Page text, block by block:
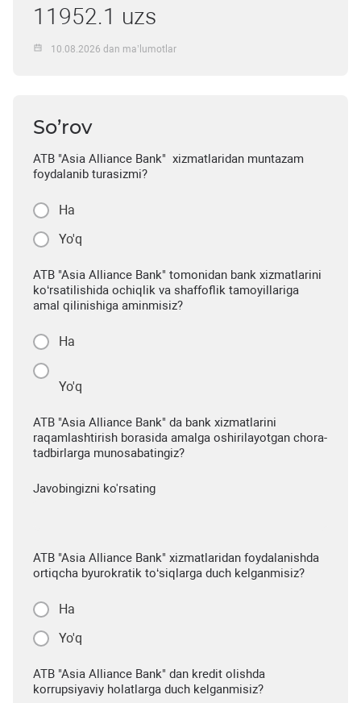
11952.1 uzs
10.08.2026 dan ma’lumotlar
So’rov
ATB "Asia Alliance Bank" xizmatlaridan muntazam
foydalanib turasizmi?
Ha
Yo'q
ATB "Asia Alliance Bank" tomonidan bank xizmatlarini
ko‘rsatilishida ochiqlik va shaffoflik tamoyillariga
amal qilinishiga aminmisiz?
Ha
Yo'q
ATB "Asia Alliance Bank" da bank xizmatlarini
raqamlashtirish borasida amalga oshirilayotgan chora-
tadbirlarga munosabatingiz?
Javobingizni ko'rsating
ATB "Asia Alliance Bank" xizmatlaridan foydalanishda
ortiqcha byurokratik to‘siqlarga duch kelganmisiz?
Ha
Yo'q
ATB "Asia Alliance Bank" dan kredit olishda
korrupsiyaviy holatlarga duch kelganmisiz?